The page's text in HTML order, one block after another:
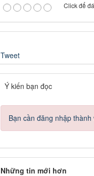
Click để
Tweet
Ý kiến bạn đọc
Bạn cần đăng nhập
Những tin mới hơn